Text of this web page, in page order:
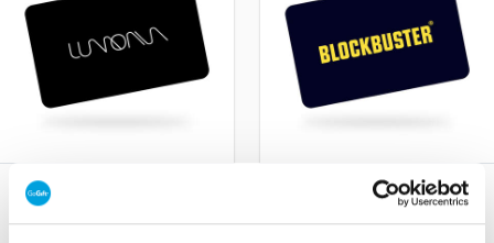
Lumoava FI Lahjakortti
Suomalaiset Lumoava-
Blockbuster FI